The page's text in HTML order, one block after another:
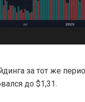
за тот же
до $1,31.